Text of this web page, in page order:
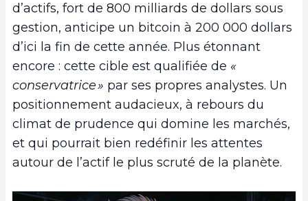
d’actifs, fort de 800 milliards de dollars sous
gestion, anticipe un bitcoin à 200 000 dollars
d’ici la fin de cette année. Plus étonnant
encore : cette cible est qualifiée de «
conservatrice » par ses propres analystes. Un
positionnement audacieux, à rebours du
climat de prudence qui domine les marchés,
et qui pourrait bien redéfinir les attentes
autour de l’actif le plus scruté de la planète.